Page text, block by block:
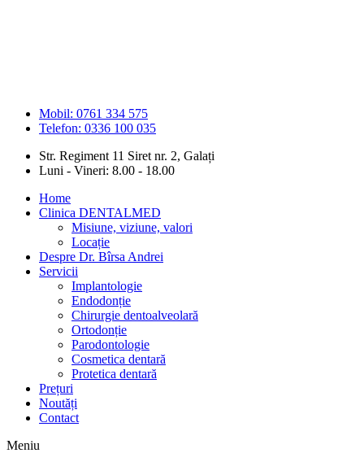
Mobil: 0761 334 575
Telefon: 0336 100 035
Str. Regiment 11 Siret nr. 2, Galați
Luni - Vineri: 8.00 - 18.00
Home
Clinica DENTALMED
Misiune, viziune, valori
Locație
Despre Dr. Bîrsa Andrei
Servicii
Implantologie
Endodonție
Chirurgie dentoalveolară
Ortodonție
Parodontologie
Cosmetica dentară
Protetica dentară
Prețuri
Noutăți
Contact
Meniu